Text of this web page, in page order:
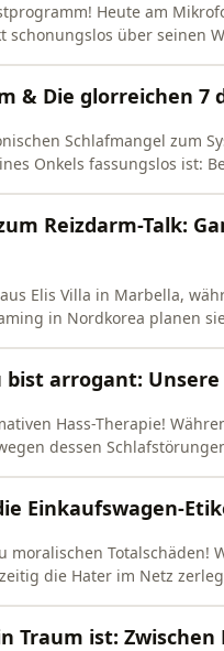
Heute am
schonungslos über seinen
klären, wo man heu
& Die glorreichen
Schlafmangel zum
Onkels fassungslos ist:
tauchen
Reizdarm-Talk:
Elis Villa in Marbella,
in Nordkorea planen
bist arrogant:
Hass-Therapie!
dessen
Einkaufswagen-
moralischen Totalschäden!
die Hater im Netz
Traum ist: